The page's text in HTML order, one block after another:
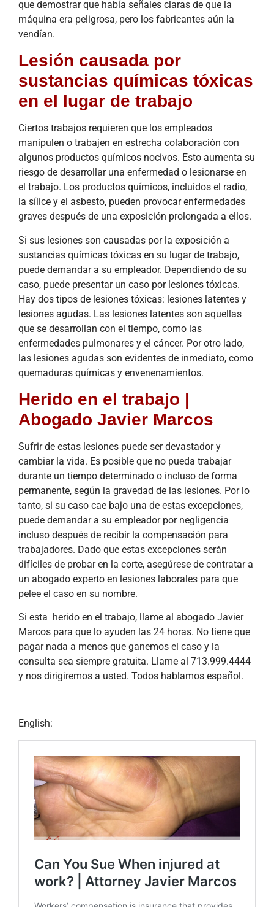
que demostrar que había señales claras de que la
máquina era peligrosa, pero los fabricantes aún la
vendían.
Lesión causada por
sustancias químicas tóxicas
en el lugar de trabajo
Ciertos trabajos requieren que los empleados
manipulen o trabajen en estrecha colaboración con
algunos productos químicos nocivos. Esto aumenta su
riesgo de desarrollar una enfermedad o lesionarse en
el trabajo. Los productos químicos, incluidos el radio,
la sílice y el asbesto, pueden provocar enfermedades
graves después de una exposición prolongada a ellos.
Si sus lesiones son causadas por la exposición a
sustancias químicas tóxicas en su lugar de trabajo,
puede demandar a su empleador. Dependiendo de su
caso, puede presentar un caso por lesiones tóxicas.
Hay dos tipos de lesiones tóxicas: lesiones latentes y
lesiones agudas. Las lesiones latentes son aquellas
que se desarrollan con el tiempo, como las
enfermedades pulmonares y el cáncer. Por otro lado,
las lesiones agudas son evidentes de inmediato, como
quemaduras químicas y envenenamientos.
Herido en el trabajo |
Abogado Javier Marcos
Sufrir de estas lesiones puede ser devastador y
cambiar la vida. Es posible que no pueda trabajar
durante un tiempo determinado o incluso de forma
permanente, según la gravedad de las lesiones. Por lo
tanto, si su caso cae bajo una de estas excepciones,
puede demandar a su empleador por negligencia
incluso después de recibir la compensación para
trabajadores. Dado que estas excepciones serán
difíciles de probar en la corte, asegúrese de contratar a
un abogado experto en lesiones laborales para que
pelee el caso en su nombre.
Si esta herido en el trabajo, llame al abogado Javier
Marcos para que lo ayuden las 24 horas. No tiene que
pagar nada a menos que ganemos el caso y la
consulta sea siempre gratuita. Llame al 713.999.4444
y nos dirigiremos a usted. Todos hablamos español.
English: